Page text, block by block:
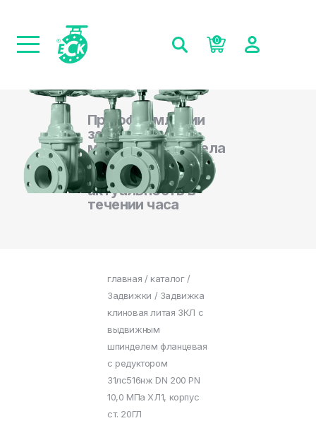
0
При оформлении
заказа на сайте,
менеджеры отдела
продаж
подтверждают
актуальность в
течении часа
главная / каталог/
Задвижки / Задвижка
клиновая литая ЗКЛ с
выдвижным
шпинделем фланцевая
с редуктором
31лс516нж DN 200 PN
10,0 МПа ХЛ1, корпус
ст. 20ГЛ